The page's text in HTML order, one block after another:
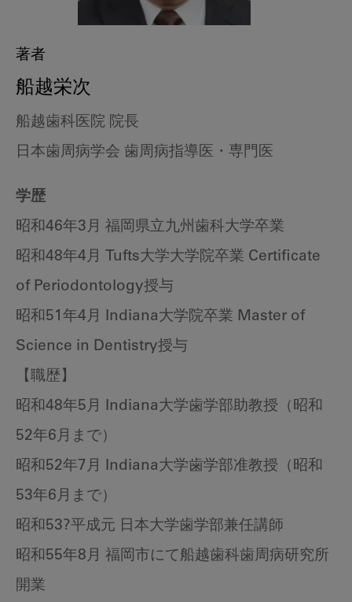
著者
船越栄次
船越歯科医院 院長
日本歯周病学会 歯周病指導医・専門医
学歴
昭和46年3月 福岡県立九州歯科大学卒業
昭和48年4月 Tufts大学大学院卒業 Certificate
of Periodontology授与
昭和51年4月 Indiana大学院卒業 Master of
Science in Dentistry授与
【職歴】
昭和48年5月 Indiana大学歯学部助教授（昭和
52年6月まで）
昭和52年7月 Indiana大学歯学部准教授（昭和
53年6月まで）
昭和53?平成元 日本大学歯学部兼任講師
昭和55年8月 福岡市にて船越歯科歯周病研究所
開業